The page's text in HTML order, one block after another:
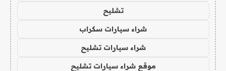
تشليح
شراء سيارات سكراب
شراء سيارات تشليح
موقع شراء سيارات تشليح